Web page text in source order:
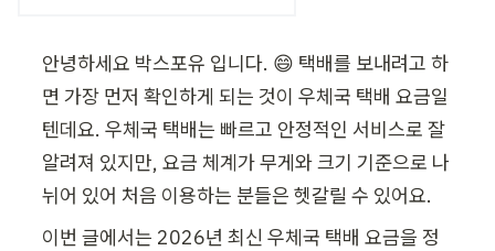
안녕하세요 박스포유 입니다. 😄 택배를 보내려고 하
면 가장 먼저 확인하게 되는 것이 우체국 택배 요금일
텐데요. 우체국 택배는 빠르고 안정적인 서비스로 잘
알려져 있지만, 요금 체계가 무게와 크기 기준으로 나
뉘어 있어 처음 이용하는 분들은 헷갈릴 수 있어요.
이번 글에서는 2026년 최신 우체국 택배 요금을 정